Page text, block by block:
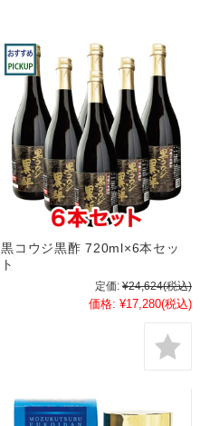
黒コウジ黒酢 720ml×6本セッ
ト
定価: ¥24,624(税込)
価格: ¥17,280(税込)